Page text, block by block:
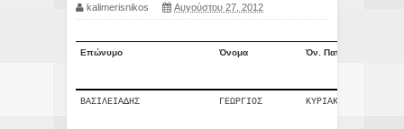
kalimerisnikos Αυγούστου 27, 2012
Επώνυμο Όνομα Όν. Πατρός
ΒΑΣΙΛΕΙΑΔΗΣ ΓΕΩΡΓΙΟΣ ΚΥΡΙΑΚΟΣ